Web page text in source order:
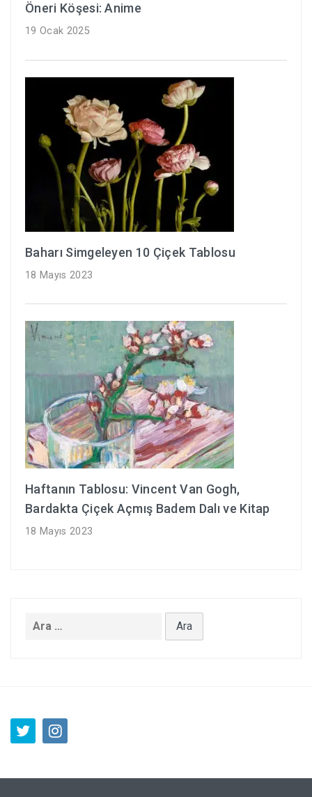
Öneri Köşesi: Anime
19 Ocak 2025
Baharı Simgeleyen 10 Çiçek Tablosu
18 Mayıs 2023
Haftanın Tablosu: Vincent Van Gogh,
Bardakta Çiçek Açmış Badem Dalı ve Kitap
18 Mayıs 2023
Arama: